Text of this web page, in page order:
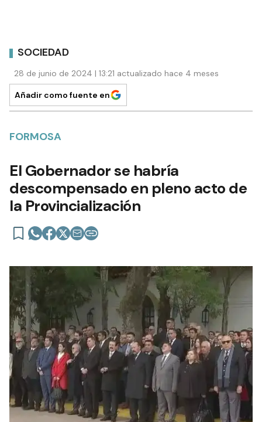
SOCIEDAD
28 de junio de 2024 | 13:21 actualizado hace 4 meses
Añadir como fuente en
FORMOSA
El Gobernador se habría
descompensado en pleno acto de
la Provincialización